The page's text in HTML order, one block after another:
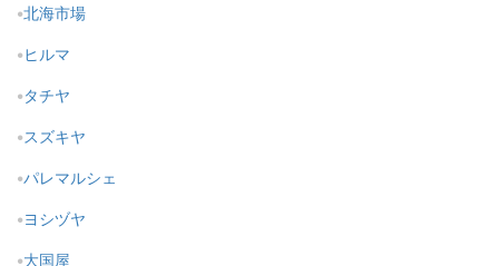
北海市場
ヒルマ
タチヤ
スズキヤ
パレマルシェ
ヨシヅヤ
大国屋